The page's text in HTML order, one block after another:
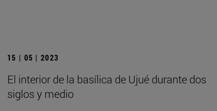
15 | 05 | 2023
El interior de la basílica de Ujué durante dos
siglos y medio